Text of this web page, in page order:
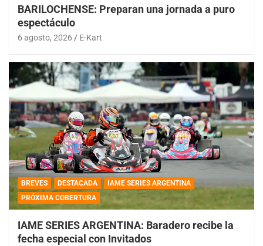
BARILOCHENSE: Preparan una jornada a puro
espectáculo
6 agosto, 2026 E-Kart
BREVES DESTACADA
IAME SERIES ARGENTINA
PRÓXIMA COBERTURA
IAME SERIES ARGENTINA: Baradero recibe la
fecha especial con Invitados